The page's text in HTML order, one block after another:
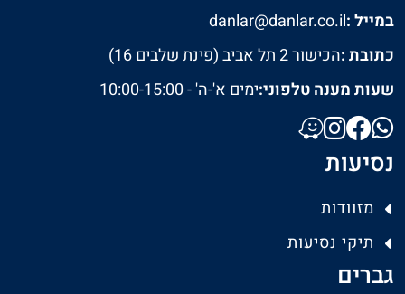
במייל :danlar@danlar.co.il
כתובת :הכישור 2 תל אביב (פינת שלבים 16)
שעות מענה טלפוני:ימים א'-ה' - 10:00-15:00
נסיעות
מזוודות
תיקי נסיעות
גברים